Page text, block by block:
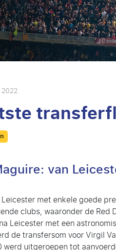
van
met enkele goede
clubs, waaronder de
Leicester met een
de transfersom voor Virgil
uitgeroepen tot